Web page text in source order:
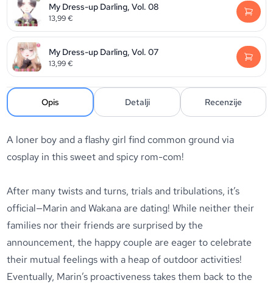
My Dress-up Darling, Vol. 08
13,99€
My Dress-up Darling, Vol. 07
13,99€
Opis Detalji Recenzije
A loner boy and a flashy girl find common ground via
cosplay in this sweet and spicy rom-com!
After many twists and turns, trials and tribulations, it’s
official—Marin and Wakana are dating! While neither their
families nor their friends are surprised by the
announcement, the happy couple are eager to celebrate
their mutual feelings with a heap of outdoor activities!
Eventually, Marin’s proactiveness takes them back to the